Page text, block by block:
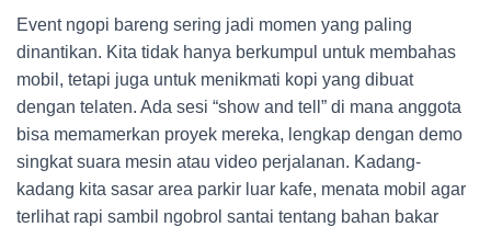
Event ngopi bareng sering jadi momen yang paling
dinantikan. Kita tidak hanya berkumpul untuk membahas
mobil, tetapi juga untuk menikmati kopi yang dibuat
dengan telaten. Ada sesi “show and tell” di mana anggota
bisa memamerkan proyek mereka, lengkap dengan demo
singkat suara mesin atau video perjalanan. Kadang-
kadang kita sasar area parkir luar kafe, menata mobil agar
terlihat rapi sambil ngobrol santai tentang bahan bakar